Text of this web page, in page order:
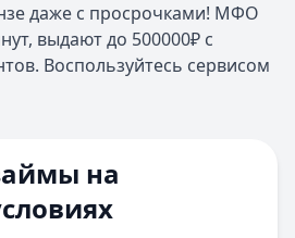
Б
Барнаул
Белгород
Б
Барнаул
Белгород
даже с просрочками! МФО
выдают до 500000₽ с
Воспользуйтесь сервисом
на